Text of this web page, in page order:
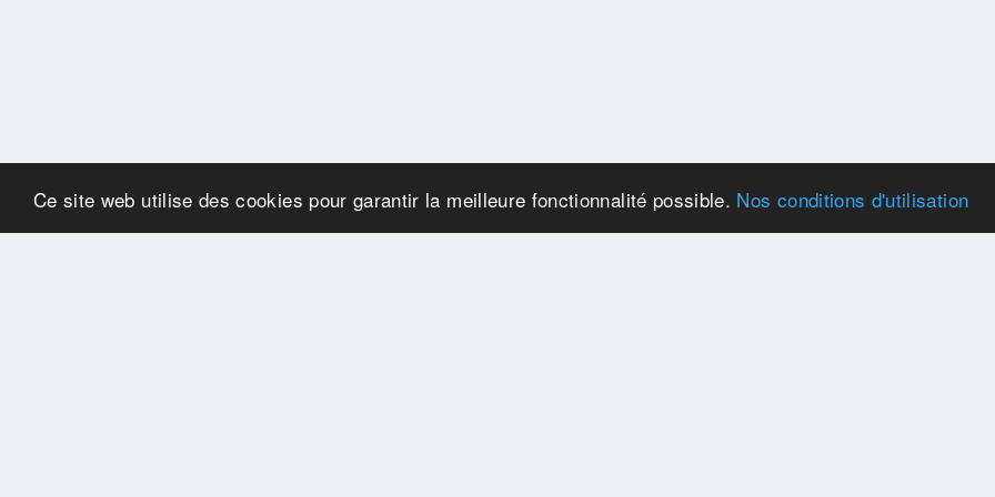
Ce site web utilise des cookies pour garantir la meilleure fonctionnalité possible. Nos conditions d'utilisation